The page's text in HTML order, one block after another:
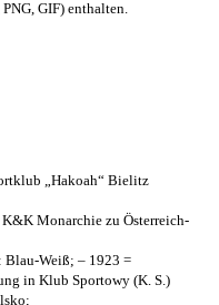
GIF) enthalten.
„Hakoah“ Bielitz
Monarchie zu Österreich-
Blau-Weiß; – 1923 =
in Klub Sportowy (K. S.)